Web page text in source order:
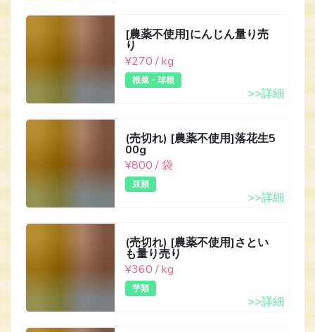
[農薬不使用]にんじん量り売
り
¥270 / kg
根菜・球根
>>詳細
(売切れ) [農薬不使用]落花生5
00g
¥800 / 袋
豆類
>>詳細
(売切れ) [農薬不使用]さとい
も量り売り
¥360 / kg
芋類
>>詳細